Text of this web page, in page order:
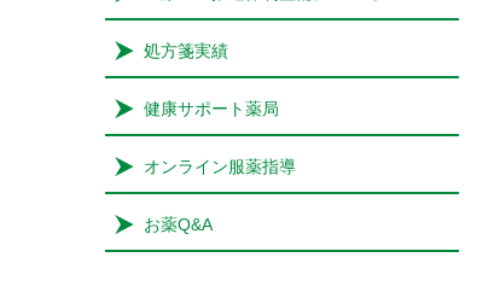
処方箋実績
健康サポート薬局
オンライン服薬指導
お薬Q&A